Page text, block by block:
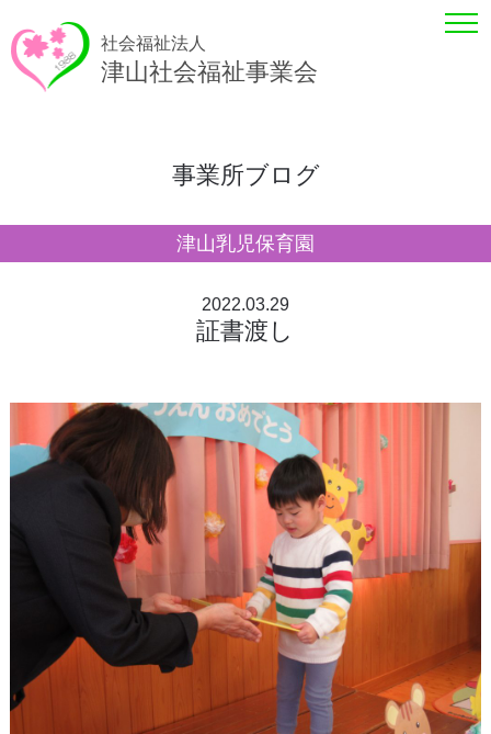
社会福祉法人
津山社会福祉事業会
事業所ブログ
津山乳児保育園
2022.03.29
証書渡し